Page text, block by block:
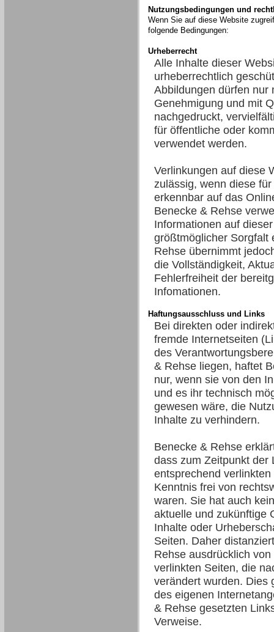
Nutzungsbedingungen und
Wenn Sie auf diese Website
folgende Bedingungen:
Urheberrecht
Alle Inhalte dieser
urheberrechtlich
Abbildungen dürfen nur
Genehmigung und mit
nachgedruckt,
für öffentliche oder
verwendet werden.
Verlinkungen auf diese
zulässig, wenn diese
erkennbar auf das
Benecke & Rehse
Informationen auf
größtmöglicher Sorgfalt
Rehse übernimmt
die Vollständigkeit,
Fehlerfreiheit der
Infomationen.
Haftungsausschluss und Links
Bei direkten oder
fremde Internetseiten
des
& Rehse liegen, haftet
nur, wenn sie von den
und es ihr technisch
gewesen wäre, die
Inhalte zu verhindern.
Benecke & Rehse
dass zum Zeitpunkt der
entsprechend
Kenntnis frei von
waren. Sie hat auch
aktuelle und zukünftige
Inhalte oder
Seiten. Daher
Rehse ausdrücklich
verlinkten Seiten, die
verändert wurden. Dies
des eigenen
& Rehse gesetzten
Verweise.